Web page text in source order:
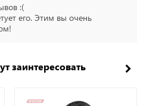
:(
его. Этим вы очень
заинтересовать